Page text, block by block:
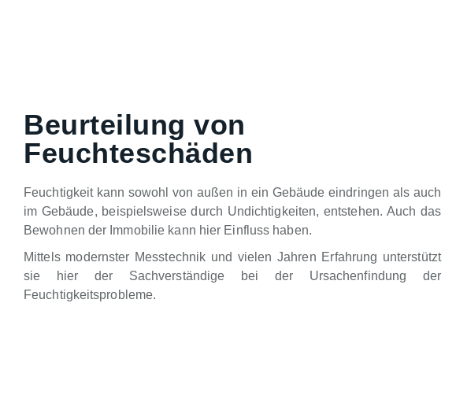
Beurteilung von
Feuchteschäden
Feuchtigkeit kann sowohl von außen in ein Gebäude eindringen als auch
im Gebäude, beispielsweise durch Undichtigkeiten, entstehen. Auch das
Bewohnen der Immobilie kann hier Einfluss haben.
Mittels modernster Messtechnik und vielen Jahren Erfahrung unterstützt
sie hier der Sachverständige bei der Ursachenfindung der
Feuchtigkeitsprobleme.